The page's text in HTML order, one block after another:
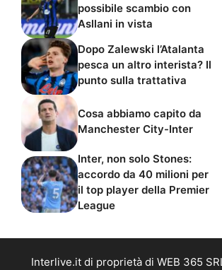
possibile scambio con
Asllani in vista
Dopo Zalewski l’Atalanta
pesca un altro interista? Il
punto sulla trattativa
Cosa abbiamo capito da
Manchester City-Inter
Inter, non solo Stones:
accordo da 40 milioni per
il top player della Premier
League
Interlive.it di proprietà di WEB 365